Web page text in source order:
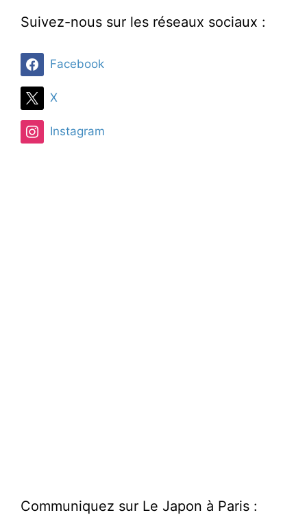
Suivez-nous sur les réseaux sociaux :
Facebook
X
Instagram
Communiquez sur Le Japon à Paris :